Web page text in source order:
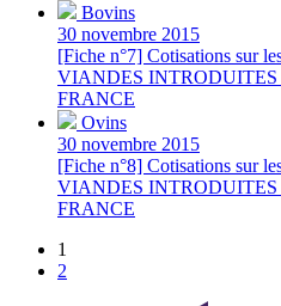
Bovins
30 novembre 2015
[Fiche n°7] Cotisations sur
VIANDES INTRODUITES
FRANCE
Ovins
30 novembre 2015
[Fiche n°8] Cotisations sur
VIANDES INTRODUITES
FRANCE
1
2